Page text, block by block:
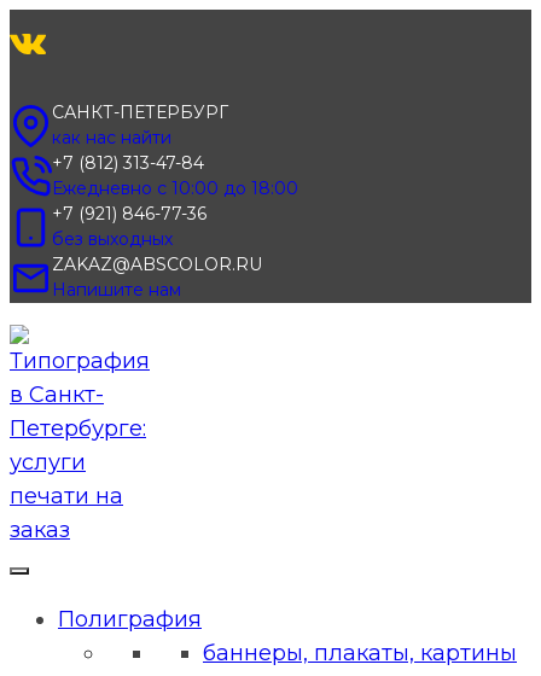
к
САНКТ-ПЕТЕРБУРГ
как нас найти
+7 (812) 313-47-84
Ежедневно с 10:00 до 18:00
+7 (921) 846-77-36
без выходных
ZAKAZ@ABSCOLOR.RU
Напишите нам
Полиграфия
баннеры, плакаты, картины